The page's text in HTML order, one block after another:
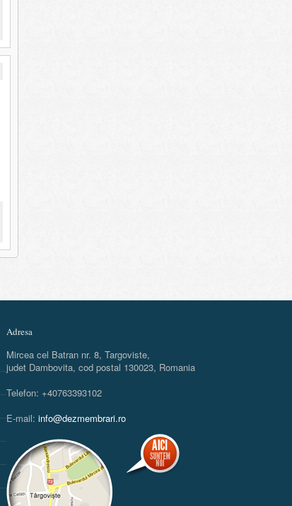
Adresa
Mircea cel Batran nr. 8, Targoviste,
judet Dambovita, cod postal 130023, Romania
Telefon: +40763393102
E-mail:info@dezmembrari.ro